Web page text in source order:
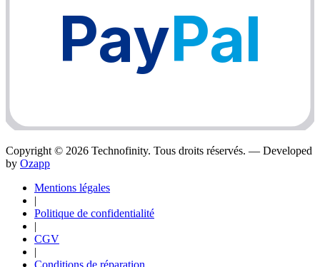
PayPal
Copyright © 2026 Technofinity. Tous droits réservés. — Developed
by Ozapp
Mentions légales
|
Politique de confidentialité
|
CGV
|
Conditions de réparation